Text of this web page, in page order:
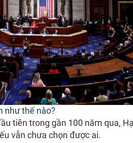
như thế nào?
tiên trong gần 100 năm qua,
vẫn chưa chọn được ai.